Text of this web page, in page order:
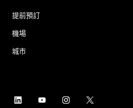
提前預訂
機場
城市